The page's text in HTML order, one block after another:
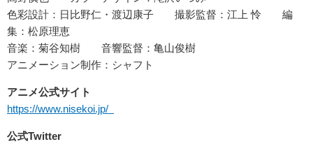
色彩設計：日比野仁・渡辺康子 撮影監督：江上 怜 編
集：松原理恵
音楽：菊谷知樹 音響監督：亀山俊樹
アニメーション制作：シャフト
アニメ公式サイト
https://www.nisekoi.jp/
公式Twitter